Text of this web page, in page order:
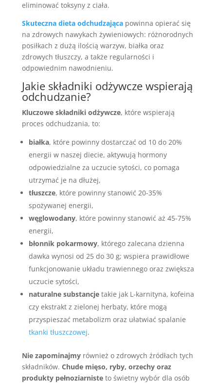
eliminować toksyny z ciała.
Skuteczna dieta odchudzającapowinna opierać się
na zdrowych nawykach żywieniowych: różnorodnych
posiłkach z dużą ilością warzyw, białka oraz
zdrowych tłuszczy, a także regularności i
odpowiednim nawodnieniu.
Jakie składniki odżywcze wspierają
odchudzanie?
Kluczowe składniki odżywcze, które wspierają
proces odchudzania, to:
białka, które powinny dostarczać od 10 do 20%
energii w naszej diecie, aktywują hormony
odpowiedzialne za uczucie sytości, co pomaga
utrzymać je na dłużej,
tłuszcze, które powinny stanowić 20-35%
spożywanej energii,
węglowodany, które powinny stanowić aż 45-75%
energii,
błonnik pokarmowy, którego zalecana dzienna
dawka wynosi od 25 do 30 g; wspiera prawidłowe
funkcjonowanie układu trawiennego oraz zwiększa
uczucie sytości,
naturalne substancjetakie jak L-karnityna, kofeina
czy ekstrakt z zielonej herbaty, które mogą
przyspieszać metabolizm oraz ułatwiać spalanie
tkanki tłuszczowej.
Nie zapominajmyrównież o zdrowych źródłach tych
składników. Chude mięso, ryby, orzechy oraz
produkty pełnoziarnisteto świetny wybór dla osób